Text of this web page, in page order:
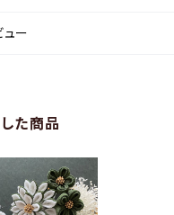
ュー
た商品